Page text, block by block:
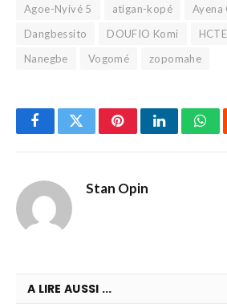
Agoe-Nyivé 5 atigan-kopé Ayena
Dangbessito
DOUFIO Komi
Nanegbe
Vogomé zopomahe
FacebookTwitterPinterestLinkedIn
Stan Opin
A LIRE AUSSI ...